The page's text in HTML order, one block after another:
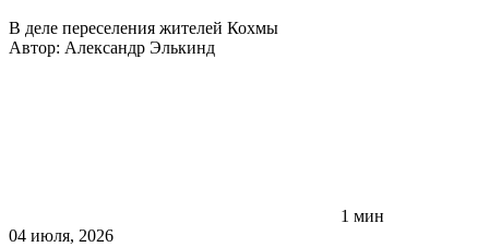
В деле переселения жителей Кохмы
Автор: Александр Элькинд
1 мин
04 июля, 2026